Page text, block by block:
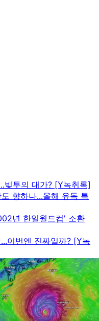
빚투의 대가? [Y녹취록]
향하나...올해 유독 특
년 한일월드컵' 소환
이번엔 진짜일까? [Y녹